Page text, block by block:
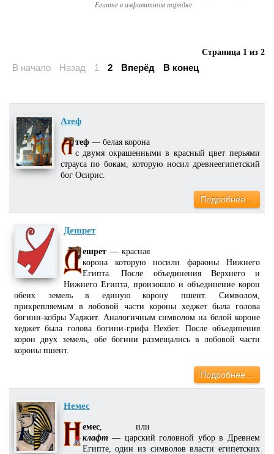
Египте в алфавитном порядке
Страница 1 из 2
В начало Назад 1 2 Вперёд В конец
Атеф
теф— белая корона
с двумя окрашенными в красный цвет перьями
страуса по бокам, которую носил древнеегипетский
бог Осирис.
Подробнее…
Дешрет
ешрет — красная
корона которую носили фараоны Нижнего
Египта. После объединения Верхнего и
Нижнего Египта, произошло и объединение корон
обеих земель в единую корону пшент. Символом,
прикрепляемым в лобовой части короны хеджет была голова
богини-кобры Уаджит. Аналогичным символом на белой короне
хеджет была голова богини-грифа Нехбет. После объединения
корон двух земель, обе богини размещались в лобовой части
короны пшент.
Подробнее…
Немес
емес, или
клафт— царский головной убор в Древнем
Египте, один из символов власти египетских